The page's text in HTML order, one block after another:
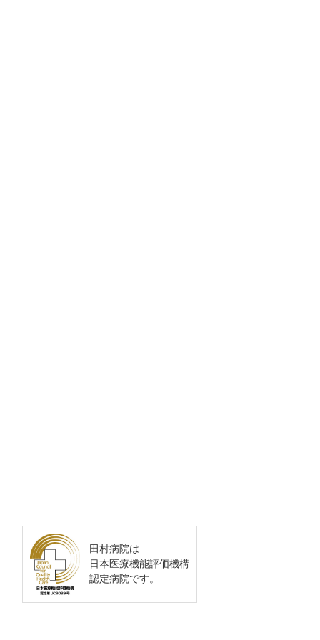
田村病院は
日本医療機能評価機構
認定病院です。